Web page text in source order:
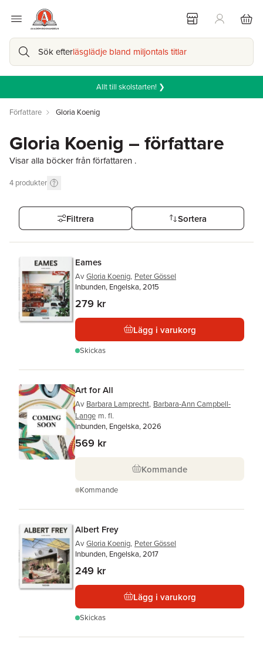
Sök efterläsglädje bland miljontals titlar
Allt till skolstarten! ❯
Författare Gloria Koenig
Gloria Koenig – författare
Visar alla böcker från författaren .
4 produkter
Filtrera Sortera
Eames
Av Gloria Koenig, Peter Gössel
Inbunden, Engelska, 2015
279 kr
Lägg i varukorg
Skickas
Art for All
Av Barbara Lamprecht, Barbara-Ann Campbell-
Lange m. fl.
Inbunden, Engelska, 2026
569 kr
Kommande
Kommande
Albert Frey
Av Gloria Koenig, Peter Gössel
Inbunden, Engelska, 2017
249 kr
Lägg i varukorg
Skickas